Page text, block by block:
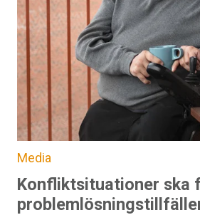
Media
Konfliktsituationer ska